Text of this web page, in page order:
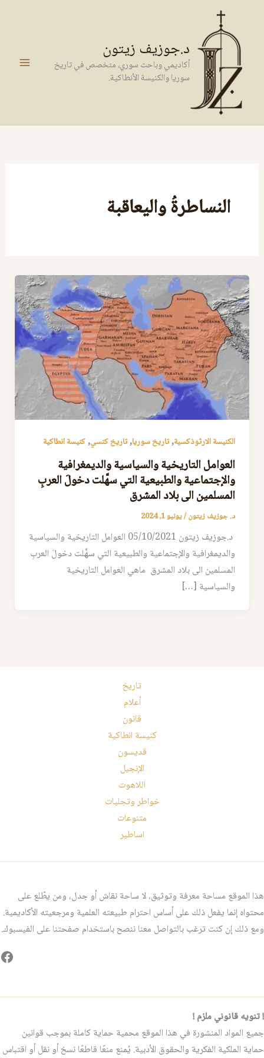
المحتوى
د.جوزيف زيتون
أكاديمي وباحث سوري، متخصص في تاريخ
سوريا والكنيسة الأنطاكية.
النساطرةُ واليعاقبة
الكنيسة الارثوذكسية,تاريخ سوريا,تاريخ كنسي,كنيسة انطاكية
العوامل التاريخية والسياسية والديمغرافية
والإجتماعية والطبيعية التي سهَّلت دخولَ العربِ
المسلمين الى بلاد المشرق
د. جوزيف زيتون/يونيو 1, 2024
د.جوزيف زيتون 05/10/2021 العوامل التاريخية والسياسية
والديمغرافية والإجتماعية والطبيعية التي سهَّلت دخولَ العربِ
المسلمين الى بلاد المشرق ماهي العوامل التاريخية
والسياسية […]
تاريخ
أعلام
قانون
كنيسة انطاكية
قديسون
الإنجيل
اللاهوت
خواطر وتجليات
متنوعات
اساطير
هذا الموقع مساحة معرفة وتوثيق، لا ساحة نقاش أو جدل، ومن يطّلع على
محتواه إنما يفعل ذلك على أساس احترام طبيعته العلمية ومرجعيته الأكاديمية.
ومع ذلك إن كنت ترغب بالتواصل معنا ننصح باستخدام صفحتنا على الفيسبوك.
! تنويه قانوني ملزم !
جميع المواد المنشورة في هذا الموقع محمية حماية كاملة بموجب قوانين
حماية الملكية الفكرية والحقوق الأدبية. يُمنع منعًا قاطعًا نسخ أو نقل أو اقتباس